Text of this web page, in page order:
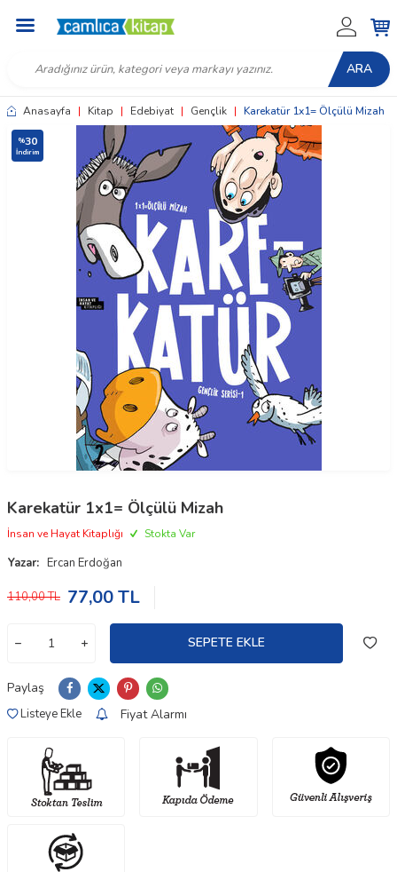
ARA
Anasayfa | Kitap | Edebiyat | Gençlik | Karekatür 1x1= Ölçülü Mizah
%30
İndirim
Karekatür 1x1= Ölçülü Mizah
İnsan ve Hayat Kitaplığı Stokta Var
Yazar: Ercan Erdoğan
110,00TL 77,00TL
SEPETE EKLE
Paylaş
Listeye Ekle Fiyat Alarmı